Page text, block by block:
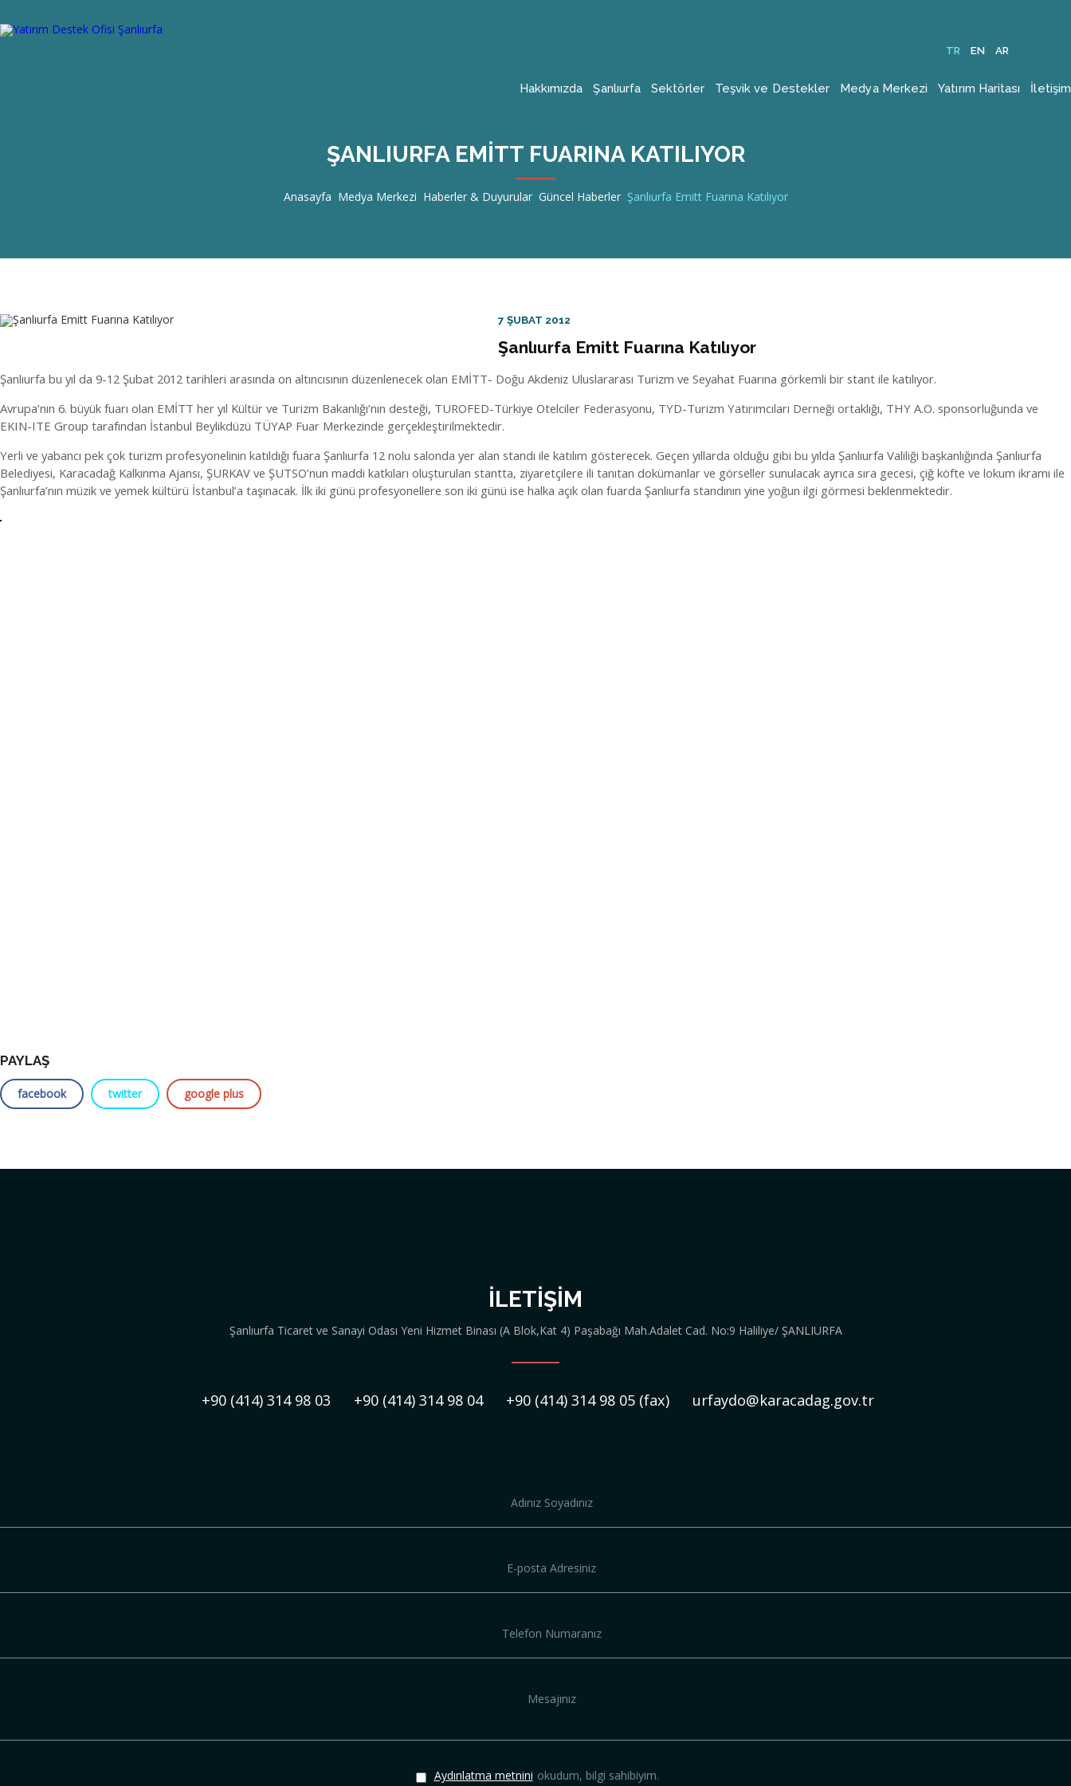
TR EN AR
Hakkımızda Şanlıurfa Sektörler Teşvik ve Destekler Medya Merkezi Yatırım Haritası İletişim
ŞANLIURFA EMITT FUARINA KATILIYOR
Anasayfa Medya Merkezi Haberler & Duyurular Güncel Haberler Şanlıurfa Emitt Fuarına Katılıyor
7 ŞUBAT 2012
Şanlıurfa Emitt Fuarına Katılıyor
Şanlıurfa bu yıl da 9-12 Şubat 2012 tarihleri arasında on altıncısının düzenlenecek olan EMİTT- Doğu Akdeniz Uluslararası Turizm ve Seyahat Fuarına görkemli bir stant ile katılıyor.
Avrupa’nın 6. büyük fuarı olan EMİTT her yıl Kültür ve Turizm Bakanlığı’nın desteği, TUROFED-Türkiye Otelciler Federasyonu, TYD-Turizm Yatırımcıları Derneği ortaklığı, THY A.O. sponsorluğunda ve
EKIN-ITE Group tarafından İstanbul Beylikdüzü TÜYAP Fuar Merkezinde gerçekleştirilmektedir.
Yerli ve yabancı pek çok turizm profesyonelinin katıldığı fuara Şanlıurfa 12 nolu salonda yer alan standı ile katılım gösterecek. Geçen yıllarda olduğu gibi bu yılda Şanlıurfa Valiliği başkanlığında Şanlıurfa
Belediyesi, Karacadağ Kalkınma Ajansı, ŞURKAV ve ŞUTSO’nun maddi katkıları oluşturulan stantta, ziyaretçilere ili tanıtan dokümanlar ve görseller sunulacak ayrıca sıra gecesi, çiğ köfte ve lokum ikramı ile
Şanlıurfa’nın müzik ve yemek kültürü İstanbul’a taşınacak. İlk iki günü profesyonellere son iki günü ise halka açık olan fuarda Şanlıurfa standının yine yoğun ilgi görmesi beklenmektedir.
PAYLAŞ
facebook twitter google plus
İLETIŞIM
Şanlıurfa Ticaret ve Sanayi Odası Yeni Hizmet Binası (A Blok,Kat 4) Paşabağı Mah.Adalet Cad. No:9 Haliliye/ ŞANLIURFA
+90 (414) 314 98 03 +90 (414) 314 98 04 +90 (414) 314 98 05 (fax) urfaydo@karacadag.gov.tr
Aydınlatma metnini okudum, bilgi sahibiyim.